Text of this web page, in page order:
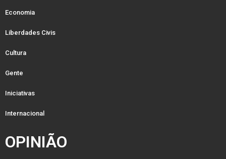
Economia
Liberdades Civis
Cultura
Gente
Iniciativas
Internacional
OPINIÃO